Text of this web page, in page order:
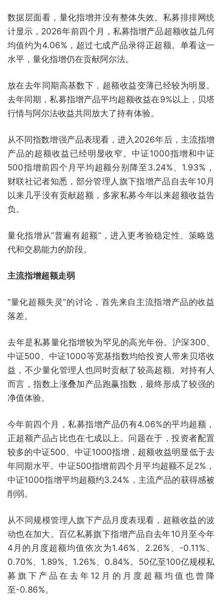
数据层面看，量化指增并没有整体失效。私募排排网统
计显示，2026年前四个月，私募指增产品超额收益几何
均值约为4.06%，超过七成产品录得正超额。单看这一
水平，量化指增仍在贡献阿尔法。
放在去年同期高基数下，超额收益变薄已经较为明显。
去年同期，私募指增产品平均超额收益在9%以上，贝塔
行情与阿尔法收益共同放大了持有体验。
从不同指数增强产品表现看，进入2026年后，主流指增
产品的超额收益已经明显收窄。中证1000指增和中证
500指增前四个月平均超额分别降至3.24%、1.93%，
财联社记者知悉，部分管理人旗下指增产品自去年10月
以来几乎没有贡献超额，多家私募今年以来超额收益告
负。
量化指增从“普遍有超额”，进入更考验稳定性、策略迭
代和交易能力的阶段。
主流指增超额走弱
“量化超额失灵”的讨论，首先来自主流指增产品的收益
落差。
去年是私募量化指增较为罕见的高光年份。沪深300、
中证500、中证1000等宽基指数均给投资人带来贝塔收
益，不少量化管理人也同时贡献了较高超额。对持有人
而言，指数上涨叠加产品跑赢指数，最终形成了较强的
净值体验。
今年前四个月，私募指增产品仍有4.06%的平均超额，
正超额产品占比也在七成以上。问题在于，投资者配置
较多的中证500、中证1000指增，超额收益明显低于去
年同期水平。中证500指增前四个月平均超额不足2%，
中证1000指增平均超额约3.24%，主流产品的获得感被
削弱。
从不同规模管理人旗下产品月度表现看，超额收益的波
动也在加大。百亿私募旗下指增产品自去年10月至今年
4月的月度超额均值依次为1.46%、2.26%、-0.11%、
0.70%、1.89%、1.26%、0.84%。50亿至100亿规模私
募旗下产品在去年12月的月度超额均值也曾降
至-0.86%。